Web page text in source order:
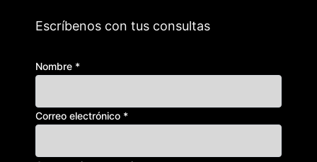
Escríbenos con tus consultas
mensaje
Nombre *
Correo electrónico *